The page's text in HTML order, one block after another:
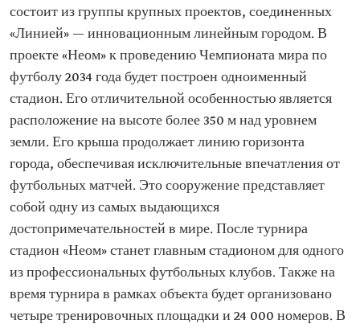
состоит из группы крупных проектов, соединенных
«Линией» — инновационным линейным городом. В
проекте «Неом» к проведению Чемпионата мира по
футболу 2034 года будет построен одноименный
стадион. Его отличительной особенностью является
расположение на высоте более 350 м над уровнем
земли. Его крыша продолжает линию горизонта
города, обеспечивая исключительные впечатления от
футбольных матчей. Это сооружение представляет
собой одну из самых выдающихся
достопримечательностей в мире. После турнира
стадион «Неом» станет главным стадионом для одного
из профессиональных футбольных клубов. Также на
время турнира в рамках объекта будет организовано
четыре тренировочных площадки и 24 000 номеров. В